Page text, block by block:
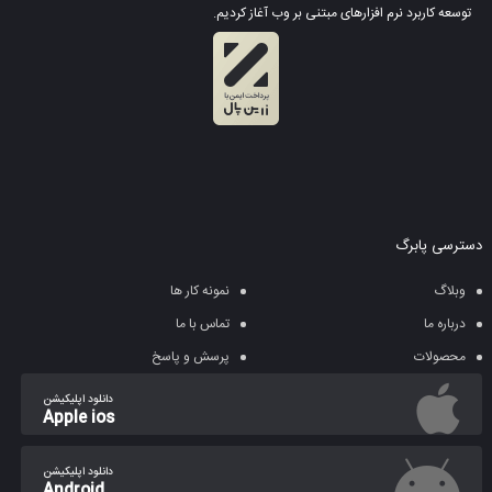
توسعه کاربرد نرم افزارهای مبتنی بر وب آغاز کردیم.
دسترسی پابرگ
وبلاگ
نمونه کار ها
درباره ما
تماس با ما
محصولات
پرسش و پاسخ
دانلود اپلیکیشن
Apple ios
دانلود اپلیکیشن